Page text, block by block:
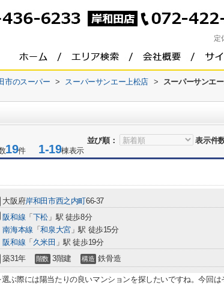
定
市のスーパー > スーパーサンエー上松店 >
スーパーサンエ
並び順：
表示件
19件1-19棟表示
大阪府岸和田市西之内町66-37
阪和線 「 下松 」駅 徒歩8分
南海本線 「和泉大宮」駅 徒歩15分
阪和線 「 久米田 」駅 徒歩19分
築31年 階数 3階建 構造 鉄骨造
ぶ際には陽当たりの良いマンションを探したいですね。今回は